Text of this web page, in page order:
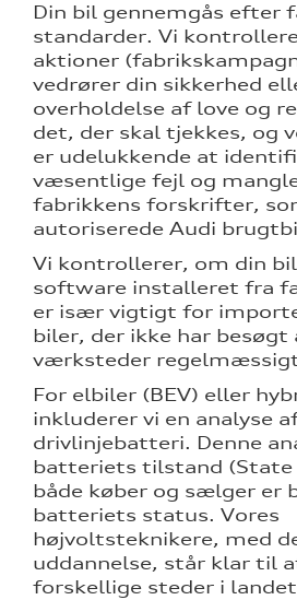
Din bil gennemgås efter
standarder. Vi
aktioner
vedrører din sikkerhed
overholdelse af love og
det, der skal tjekkes, og
er udelukkende at
væsentlige fejl og
fabrikkens forskrifter,
autoriserede Audi
Vi kontrollerer, om din
software installeret fra
er især vigtigt for
biler, der ikke har besøgt
værksteder
For elbiler (BEV) eller
inkluderer vi en analyse
drivlinjebatteri. Denne
batteriets tilstand (State
både køber og sælger er
batteriets status. Vores
højvoltsteknikere, med
uddannelse, står klar til
forskellige steder i